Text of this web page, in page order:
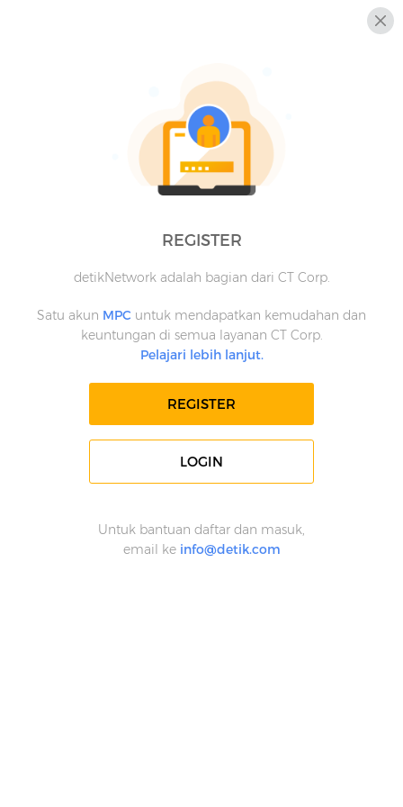
REGISTER
detikNetwork adalah bagian dari CT Corp.
Satu akun MPC untuk mendapatkan kemudahan dan
keuntungan di semua layanan CT Corp.
Pelajari lebih lanjut.
REGISTER
LOGIN
Untuk bantuan daftar dan masuk,
email ke info@detik.com